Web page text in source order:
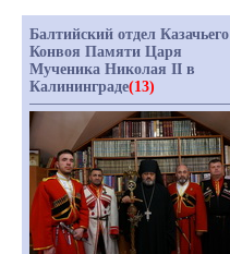
Балтийский отдел Казачьего
Конвоя Памяти Царя
Мученика Николая II в
Калининграде(13)